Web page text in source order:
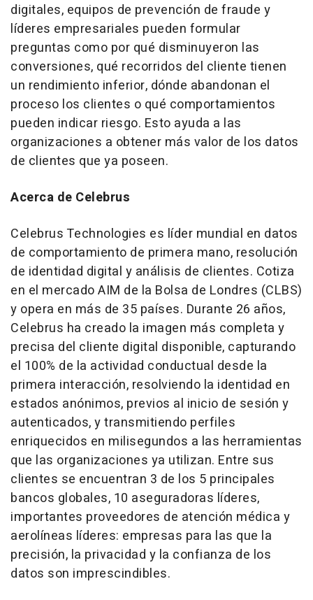
digitales, equipos de prevención de fraude y
líderes empresariales pueden formular
preguntas como por qué disminuyeron las
conversiones, qué recorridos del cliente tienen
un rendimiento inferior, dónde abandonan el
proceso los clientes o qué comportamientos
pueden indicar riesgo. Esto ayuda a las
organizaciones a obtener más valor de los datos
de clientes que ya poseen.
Acerca de Celebrus
Celebrus Technologies es líder mundial en datos
de comportamiento de primera mano, resolución
de identidad digital y análisis de clientes. Cotiza
en el mercado AIM de la Bolsa de Londres (CLBS)
y opera en más de 35 países. Durante 26 años,
Celebrus ha creado la imagen más completa y
precisa del cliente digital disponible, capturando
el 100% de la actividad conductual desde la
primera interacción, resolviendo la identidad en
estados anónimos, previos al inicio de sesión y
autenticados, y transmitiendo perfiles
enriquecidos en milisegundos a las herramientas
que las organizaciones ya utilizan. Entre sus
clientes se encuentran 3 de los 5 principales
bancos globales, 10 aseguradoras líderes,
importantes proveedores de atención médica y
aerolíneas líderes: empresas para las que la
precisión, la privacidad y la confianza de los
datos son imprescindibles.